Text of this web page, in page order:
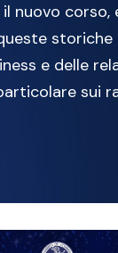
nuovo
storiche
e delle
sui